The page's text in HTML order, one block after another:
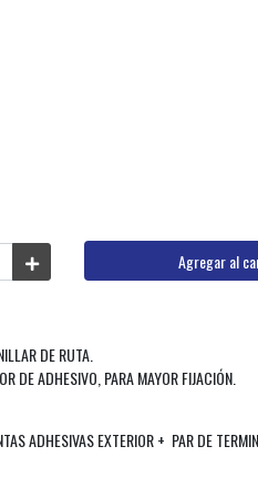
Agregar al
DE RUTA.
DE ADHESIVO, PARA MAYOR FIJACIÓN.
ADHESIVAS EXTERIOR + PAR DE